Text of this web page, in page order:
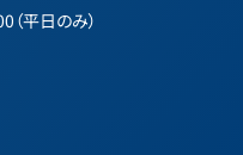
平日のみ）